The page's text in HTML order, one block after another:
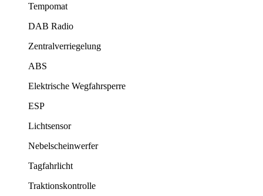
Tempomat
DAB Radio
Zentralverriegelung
ABS
Elektrische Wegfahrsperre
ESP
Lichtsensor
Nebelscheinwerfer
Tagfahrlicht
Traktionskontrolle